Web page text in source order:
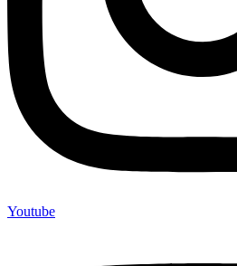
Youtube